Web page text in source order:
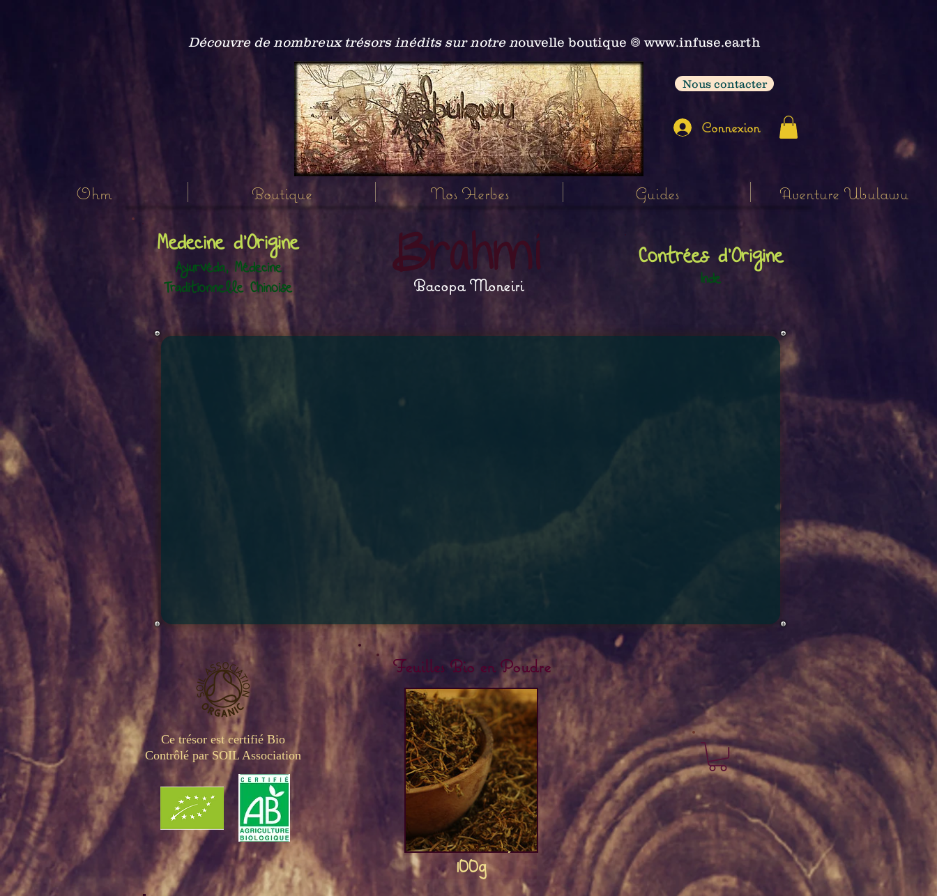
Découvre de nombreux trésors inédits sur notre nouvelle boutique 𖣠 www.infuse.earth
Nous contacter
Connexion
Ohm Boutique Nos Herbes Guides Aventure Ubulawu
Medecine d'Origine
Ayurvéda, Médecine
Traditionnelle Chinoise
Brahmi
Bacopa Moneiri
Contrées d'Origine
Inde
Ce trésor est certifié Bio
Contrôlé par SOIL Association
Feuilles Bio en Poudre
Brahmi Bio,
100g